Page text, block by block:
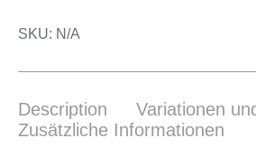
SKU: N/A
Description
Variationen
Zusätzliche Informationen